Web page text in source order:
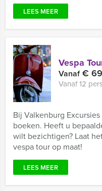
LEES MEER
Vespa
Vanaf€
Vanaf 12
Bij Valkenburg
boeken. Heeft u
wilt bezichtigen? Laat
vespa tour op maat!
LEES MEER